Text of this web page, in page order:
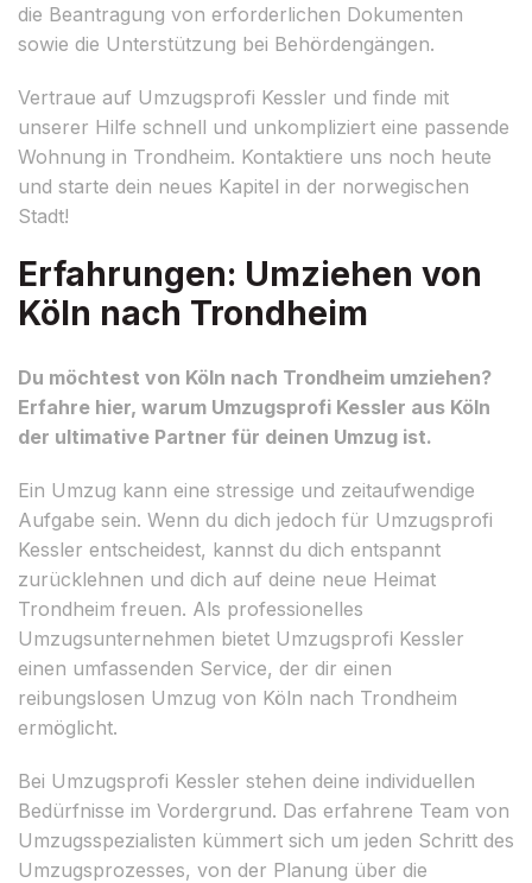
die Beantragung von erforderlichen Dokumenten
sowie die Unterstützung bei Behördengängen.
Vertraue auf Umzugsprofi Kessler und finde mit
unserer Hilfe schnell und unkompliziert eine passende
Wohnung in Trondheim. Kontaktiere uns noch heute
und starte dein neues Kapitel in der norwegischen
Stadt!
Erfahrungen: Umziehen von
Köln nach Trondheim
Du möchtest von Köln nach Trondheim umziehen?
Erfahre hier, warum Umzugsprofi Kessler aus Köln
der ultimative Partner für deinen Umzug ist.
Ein Umzug kann eine stressige und zeitaufwendige
Aufgabe sein. Wenn du dich jedoch für Umzugsprofi
Kessler entscheidest, kannst du dich entspannt
zurücklehnen und dich auf deine neue Heimat
Trondheim freuen. Als professionelles
Umzugsunternehmen bietet Umzugsprofi Kessler
einen umfassenden Service, der dir einen
reibungslosen Umzug von Köln nach Trondheim
ermöglicht.
Bei Umzugsprofi Kessler stehen deine individuellen
Bedürfnisse im Vordergrund. Das erfahrene Team von
Umzugsspezialisten kümmert sich um jeden Schritt des
Umzugsprozesses, von der Planung über die